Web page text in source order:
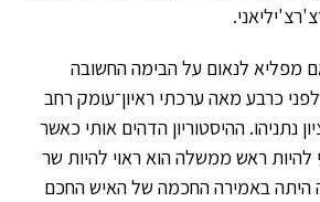
מפליא לנאום על הבימה החשובה
כרבע מאה ערכתי ראיון־עומק רחב
נתניהו. ההיסטוריון הדהים אותי כאשר
להיות ראש ממשלה הוא ראוי להיות שר
היתה באמירה החכמה של האיש החכם